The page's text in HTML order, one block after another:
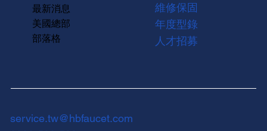
service.tw@hbfaucet.com
最新消息
美國總部
部落格
維修保固
年度型錄
人才招募